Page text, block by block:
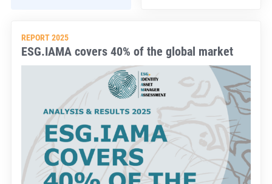
REPORT 2025
ESG.IAMA covers 40% of the global market